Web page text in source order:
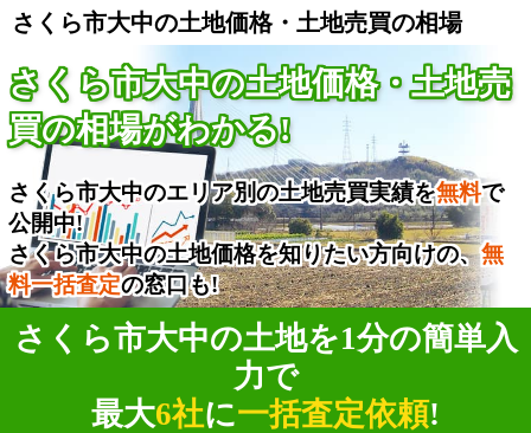
さくら市大中の土地価格・土地売買の相場
さくら市大中の土地価格・土地売
買の相場がわかる!
さくら市大中のエリア別の土地売買実績を無料で
公開中!
さくら市大中の土地価格を知りたい方向けの、無
料一括査定の窓口も!
さくら市大中の土地を1分の簡単入
力で
最大6社に一括査定依頼!